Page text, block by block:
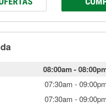
08:00am-
07:30am -
07:30am -